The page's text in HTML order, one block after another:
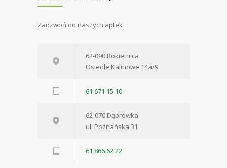
Zadzwoń do naszych aptek
62-090 Rokietnica
Osiedle Kalinowe 14a/9
61 671 15 10
62-070 Dąbrówka
ul. Poznańska 31
61 866 62 22